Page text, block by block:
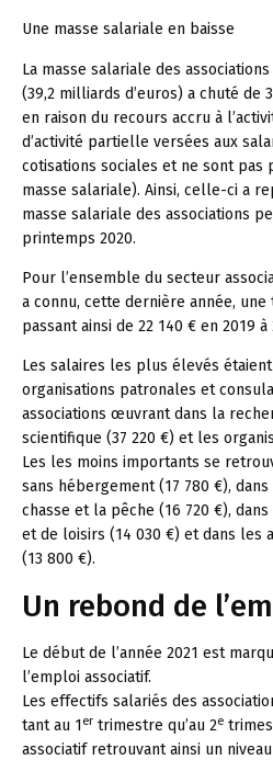
Une masse salariale en baisse
La masse salariale des
(39,2 milliards d’euros) a chuté de
en raison du recours accru à
d’activité partielle versées aux
cotisations sociales et ne sont pas
masse salariale). Ainsi, celle-ci a
masse salariale des associations
printemps 2020.
Pour l’ensemble du secteur
a connu, cette dernière année,
passant ainsi de 22 140 € en 2019 à
Les salaires les plus élevés
organisations patronales et
associations œuvrant dans la
scientifique (37 220 €) et les
Les les moins importants se
sans hébergement (17 780 €),
chasse et la pêche (16 720 €),
et de loisirs (14 030 €) et dans les
(13 800 €).
Un rebond de
Le début de l’année 2021 est
l’emploi associatif.
Les effectifs salariés des
tant au 1er trimestre qu’au 2e
associatif retrouvant ainsi un